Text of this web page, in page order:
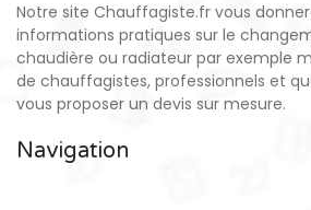
Notre site Chauffagiste.fr vous
informations pratiques sur le
chaudière ou radiateur par exemple
de chauffagistes, professionnels et
vous proposer un devis sur mesure.
Navigation